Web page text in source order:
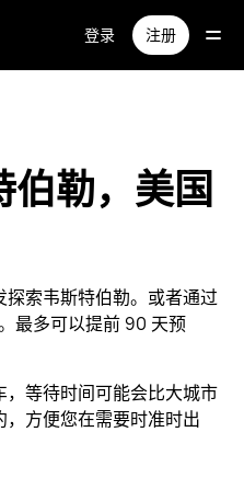
登录 注册
伯勒，美国
索韦斯特伯勒。或者通过
最多可以提前 90 天预
，等待时间可能会比大城市
方便您在需要时准时出